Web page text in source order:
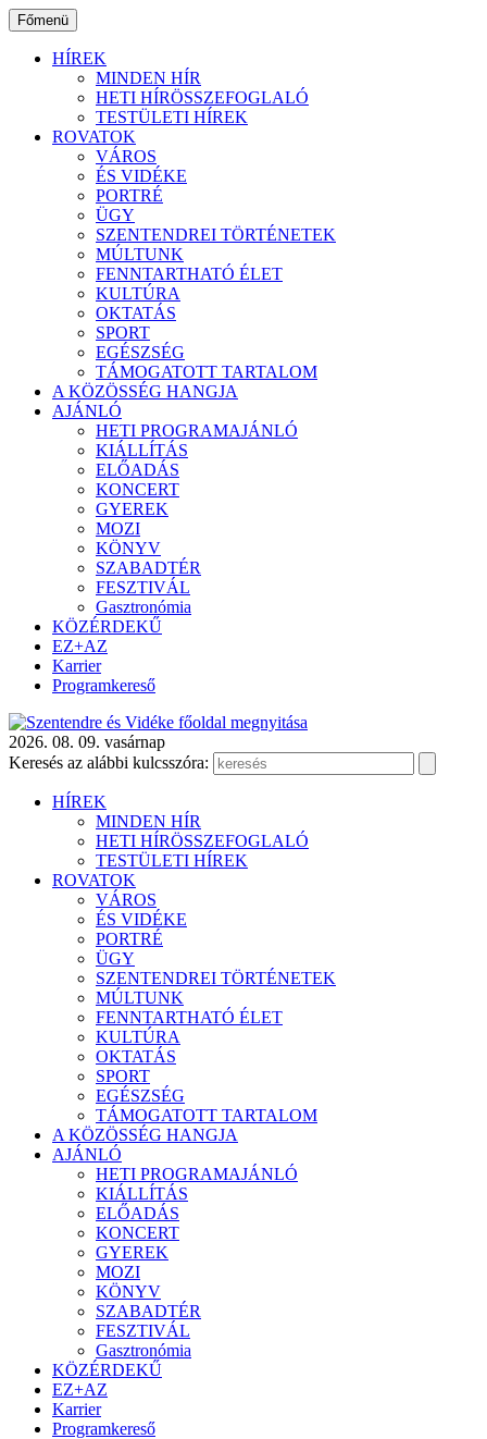
Ugrás
a
tartalomhoz
Főmenü
HÍREK
MINDEN HÍR
HETI HÍRÖSSZEFOGLALÓ
TESTÜLETI HÍREK
ROVATOK
VÁROS
ÉS VIDÉKE
PORTRÉ
ÜGY
SZENTENDREI TÖRTÉNETEK
MÚLTUNK
FENNTARTHATÓ ÉLET
KULTÚRA
OKTATÁS
SPORT
EGÉSZSÉG
TÁMOGATOTT TARTALOM
A KÖZÖSSÉG HANGJA
AJÁNLÓ
HETI PROGRAMAJÁNLÓ
KIÁLLÍTÁS
ELŐADÁS
KONCERT
GYEREK
MOZI
KÖNYV
SZABADTÉR
FESZTIVÁL
Gasztronómia
KÖZÉRDEKŰ
EZ+AZ
Karrier
Programkereső
2026. 08. 09. vasárnap
Keresés az alábbi kulcsszóra:
HÍREK
MINDEN HÍR
HETI HÍRÖSSZEFOGLALÓ
TESTÜLETI HÍREK
ROVATOK
VÁROS
ÉS VIDÉKE
PORTRÉ
ÜGY
SZENTENDREI TÖRTÉNETEK
MÚLTUNK
FENNTARTHATÓ ÉLET
KULTÚRA
OKTATÁS
SPORT
EGÉSZSÉG
TÁMOGATOTT TARTALOM
A KÖZÖSSÉG HANGJA
AJÁNLÓ
HETI PROGRAMAJÁNLÓ
KIÁLLÍTÁS
ELŐADÁS
KONCERT
GYEREK
MOZI
KÖNYV
SZABADTÉR
FESZTIVÁL
Gasztronómia
KÖZÉRDEKŰ
EZ+AZ
Karrier
Programkereső